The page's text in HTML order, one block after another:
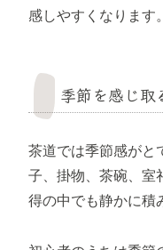
感しやすくなります。
季節を感じ取
茶道では季節感がと
子、掛物、茶碗、室
得の中でも静かに積